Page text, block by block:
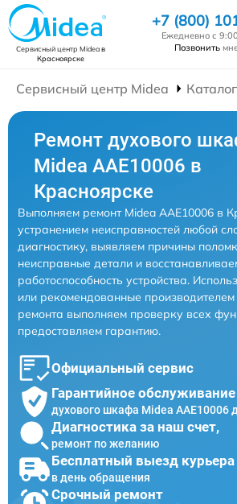
Сервисный центр Mideaв
Красноярске
+7 (800)
Ежедневно с
Позвонить
Сервисный центр Midea
Ремонт духового
Midea AAE10006 в
Красноярске
Выполняем ремонт Midea AAE10006 в
устранением неисправностей любой
диагностику, выявляем причины
неисправные детали и
работоспособность устройства.
или рекомендованные производителем
ремонта выполняем проверку всех
предоставляем гарантию.
Официальный сервис
Гарантийное обслуживание
духового шкафа Midea AAE10006
Диагностика за наш счет,
ремонт по желанию
Бесплатный выезд курьера
в день обращения
Срочный ремонт